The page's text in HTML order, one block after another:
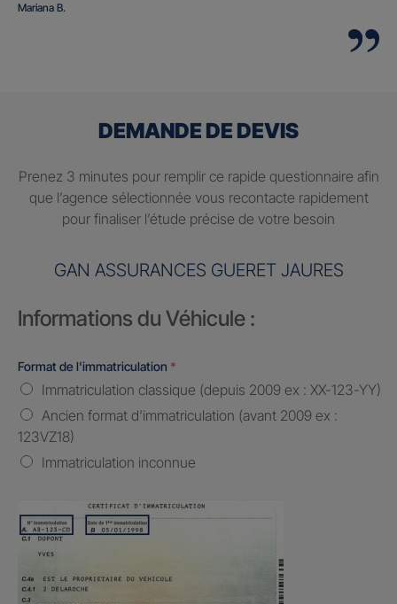
Mariana B.
DEMANDE DE DEVIS
Prenez 3 minutes pour remplir ce rapide questionnaire afin
que l’agence sélectionnée vous recontacte rapidement
pour finaliser l’étude précise de votre besoin
GAN ASSURANCES GUERET JAURES
Informations du Véhicule :
Format de l'immatriculation *
Immatriculation classique (depuis 2009 ex : XX-123-YY)
Ancien format d'immatriculation (avant 2009 ex :
123VZ18)
Immatriculation inconnue